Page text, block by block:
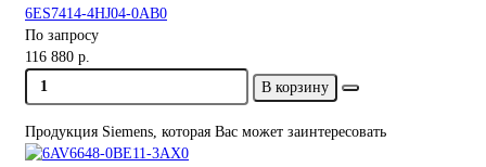
6ES7414-4HJ04-0AB0
По запросу
116 880 р.
В корзину
Продукция Siemens, которая Вас может заинтересовать